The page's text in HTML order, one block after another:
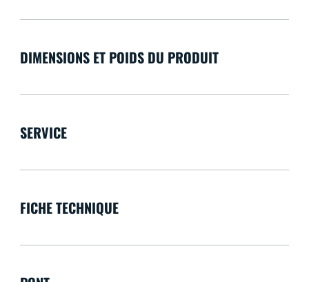
DIMENSIONS ET POIDS DU PRODUIT
SERVICE
FICHE TECHNIQUE